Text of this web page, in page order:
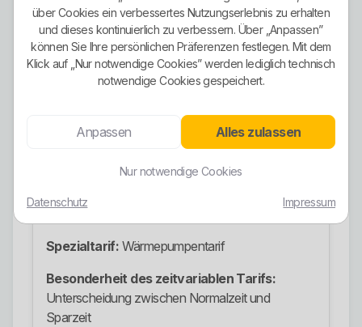
Bedingungen.
Stromangebote
Klassische Privatkundentarife:Stromtarife für
Grundversorgung:
Grundversorgung Strom
DuoPlus
Spezialtarif: Wärmepumpentarif
Besonderheit des zeitvariablen Tarifs:
Unterscheidung zwischen Normalzeit und
Sparzeit
über Cookies ein verbessertes Nutzungserlebnis zu erhalten
und dieses kontinuierlich zu verbessern. Über „Anpassen”
können Sie Ihre persönlichen Präferenzen festlegen. Mit dem
Klick auf „Nur notwendige Cookies” werden lediglich technisch
notwendige Cookies gespeichert.
Anpassen Alles zulassen
Nur notwendige Cookies
Datenschutz Impressum